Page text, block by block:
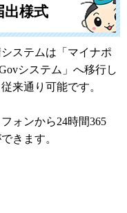
様式
ステムは「マイナポ
システム」へ移行し
来通り可能です。
ォンから24時間365
きます。